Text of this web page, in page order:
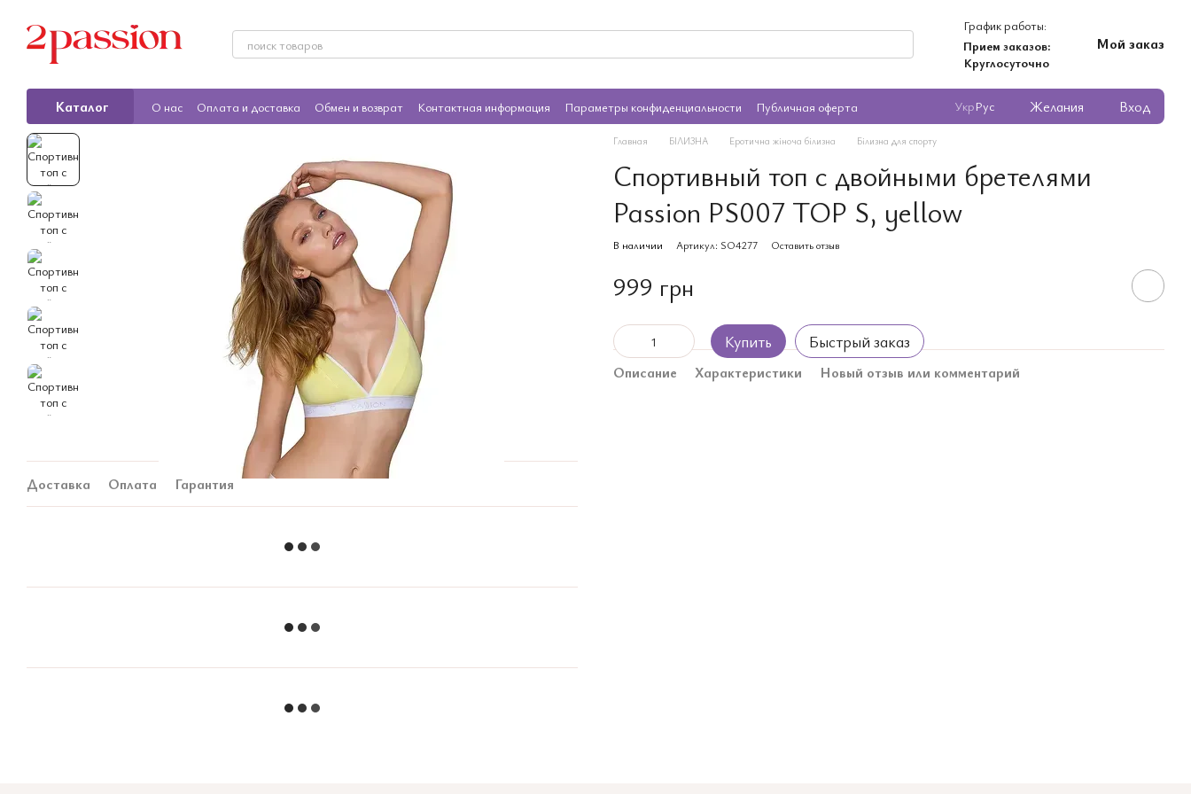
График работы:
Прием заказов:
Круглосуточно
Мой заказ
Каталог О нас Оплата и доставка Обмен и возврат Контактная информация Параметры конфиденциальности Публичная оферта УкрРус Желания Вход
Доставка Оплата Гарантия
Главная БІЛИЗНА Еротична жіноча білизна Білизна для спорту
Спортивный топ с двойными бретелями
Passion PS007 TOP S, yellow
В наличии Артикул: SO4277 Оставить отзыв
999 грн
Купить Быстрый заказ
Описание Характеристики Новый отзыв или комментарий